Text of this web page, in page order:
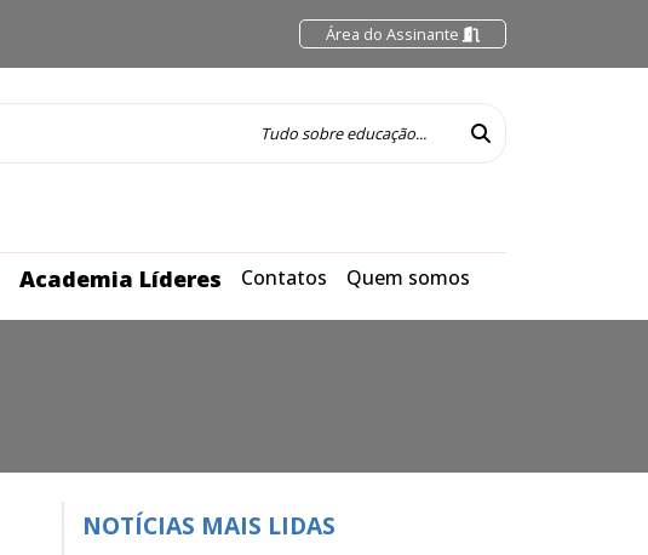
Área do Assinante
Academia Líderes Contatos Quem somos
NOTÍCIAS MAIS LIDAS